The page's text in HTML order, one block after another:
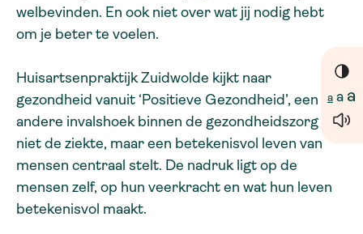
a a a
welbevinden. En ook niet over wat jij nodig hebt
om je beter te voelen.
Huisartsenpraktijk Zuidwolde kijkt naar
gezondheid vanuit ‘Positieve Gezondheid’, een
andere invalshoek binnen de gezondheidszorg die
niet de ziekte, maar een betekenisvol leven van
mensen centraal stelt. De nadruk ligt op de
mensen zelf, op hun veerkracht en wat hun leven
betekenisvol maakt.